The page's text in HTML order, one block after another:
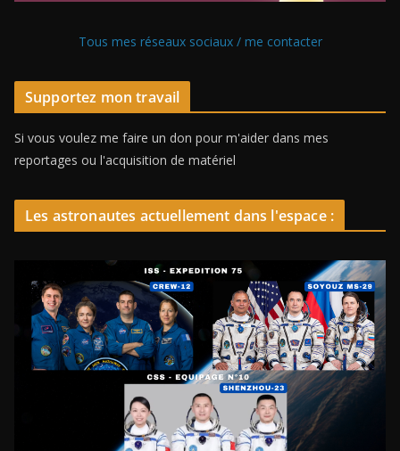
Tous mes réseaux sociaux / me contacter
Supportez mon travail
Si vous voulez me faire un don pour m'aider dans mes
reportages ou l'acquisition de matériel
Les astronautes actuellement dans l'espace :